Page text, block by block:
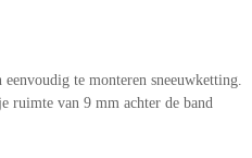
te monteren sneeuwketting.
ruimte van 9 mm achter de band